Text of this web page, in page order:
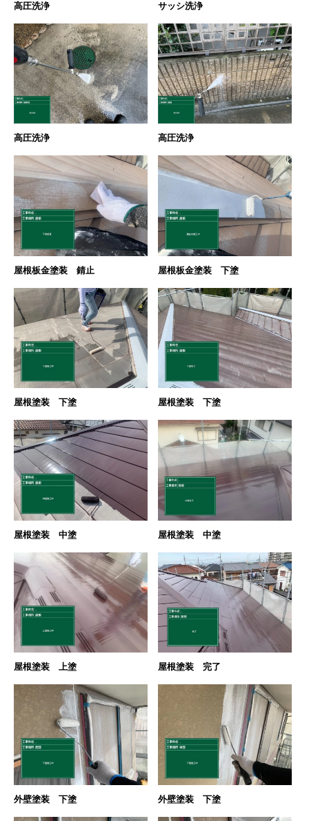
施工事例
おすすめの塗装メニュー
高圧洗浄 サッシ洗浄
高圧洗浄 高圧洗浄
屋根板金塗装 錆止 屋根板金塗装 下塗
屋根塗装 下塗 屋根塗装 下塗
屋根塗装 中塗 屋根塗装 中塗
屋根塗装 上塗 屋根塗装 完了
外壁塗装 下塗 外壁塗装 下塗